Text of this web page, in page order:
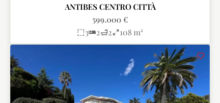
ANTIBES CENTRO CITTÀ
599.000 €
3
2 2 108 m²